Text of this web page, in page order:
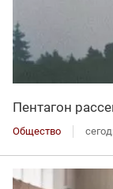
Пентагон
Общество